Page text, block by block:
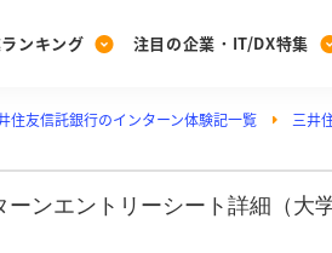
ンキング
みんなのDX企業就職ブラン
注目の企業・IT/DX特集
28卒 注目企業特集 27卒
注目のIT・DX企業特集
住友信託銀行のインターン体験記一覧 三井
ンエントリーシート詳細（大